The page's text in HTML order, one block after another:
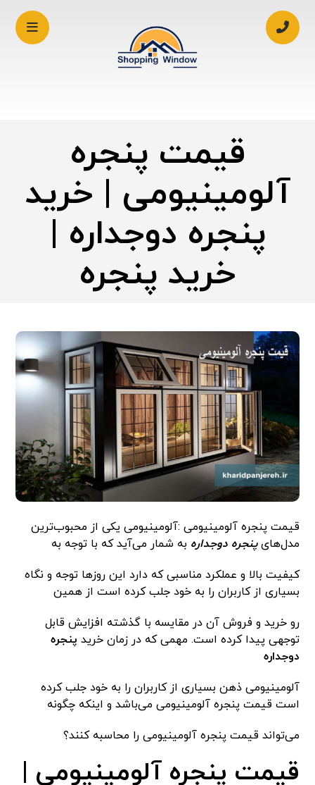
قیمت پنجره
آلومینیومی | خرید
پنجره دوجداره |
خرید پنجره
قیمت پنجره آلومینیومی :آلومینیومی یکی از محبوب‌ترین
مدل‌هایپنجره دوجداره به شمار می‌آید که با توجه به
کیفیت بالا و عملکرد مناسبی که دارد این روزها توجه و نگاه
بسیاری از کاربران را به خود جلب کرده است از همین
رو خرید و فروش آن در مقایسه با گذشته افزایش قابل
توجهی پیدا کرده است. مهمی که در زمان خرید پنجره
دوجداره
آلومینیومی ذهن بسیاری از کاربران را به خود جلب کرده
است قیمت پنجره آلومینیومی می‌باشد و اینکه چگونه
می‌تواند قیمت پنجره آلومینیومی را محاسبه کنند؟
قیمت پنجره آلومینیومی |